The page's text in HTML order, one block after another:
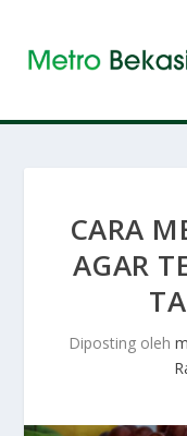
CARA
AGAR
Diposting oleh